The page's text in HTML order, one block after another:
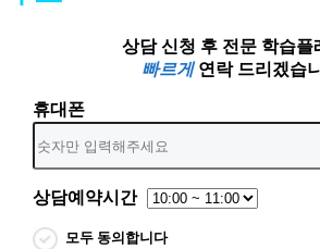
상담 신청 후 전문 학습플
빠르게연락 드리겠습
휴대폰
상담예약시간
모두 동의합니다